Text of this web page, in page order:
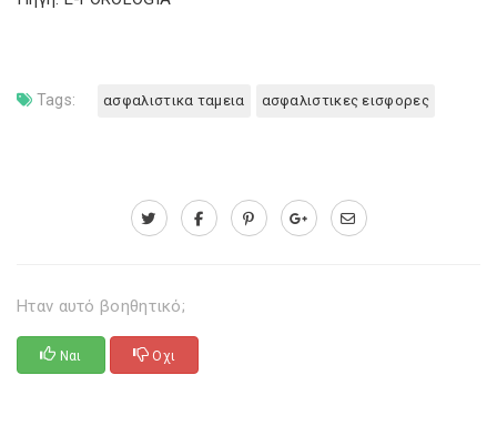
Tags: ασφαλιστικα ταμεια ασφαλιστικες εισφορες
Ηταν αυτό βοηθητικό;
Ναι Οχι